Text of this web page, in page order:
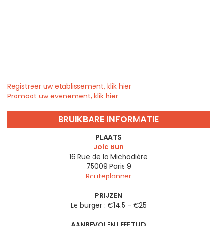
Registreer uw etablissement, klik hier
Promoot uw evenement, klik hier
BRUIKBARE INFORMATIE
PLAATS
Joia Bun
16 Rue de la Michodière
75009 Paris 9
Routeplanner
PRIJZEN
Le burger : €14.5 - €25